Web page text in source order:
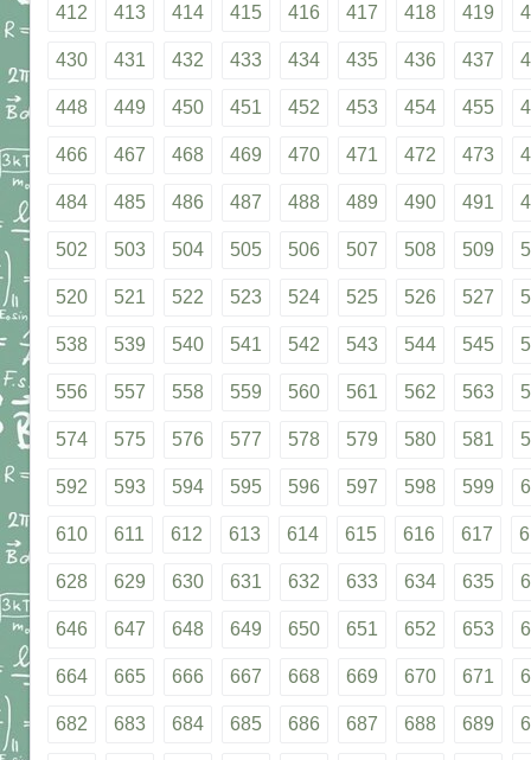
412 413 414 415 416 417 418 419
430 431 432 433 434 435 436 437
448 449 450 451 452 453 454 455
466 467 468 469 470 471 472 473
484 485 486 487 488 489 490 491
502 503 504 505 506 507 508 509
520 521 522 523 524 525 526 527
538 539 540 541 542 543 544 545
556 557 558 559 560 561 562 563
574 575 576 577 578 579 580 581
592 593 594 595 596 597 598 599
610 611 612 613 614 615 616 617
628 629 630 631 632 633 634 635
646 647 648 649 650 651 652 653
664 665 666 667 668 669 670 671
682 683 684 685 686 687 688 689